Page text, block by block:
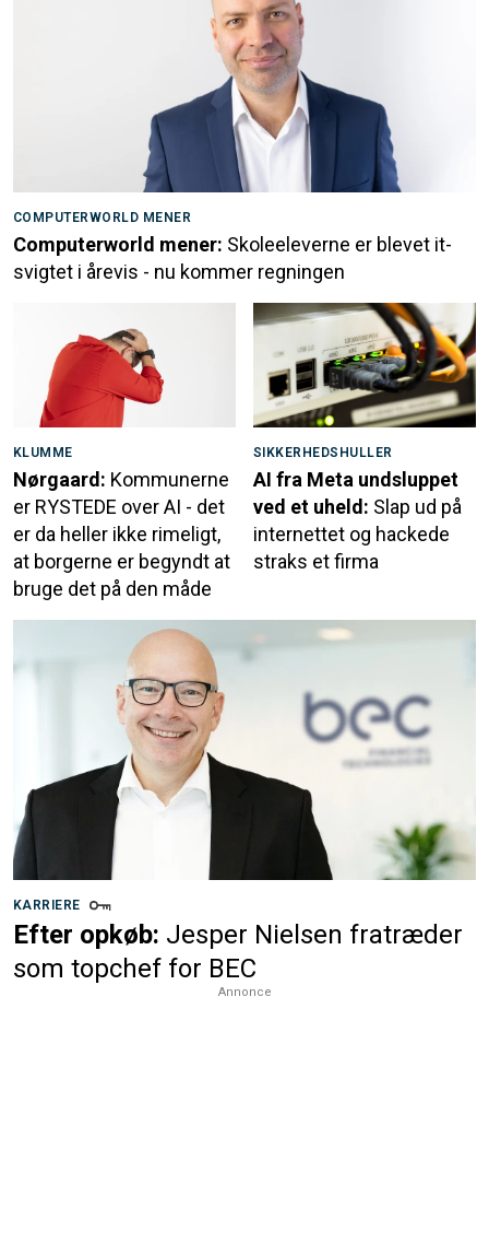
COMPUTERWORLD MENER
Computerworld mener: Skoleeleverne er blevet it-
svigtet i årevis - nu kommer regningen
KLUMME
Nørgaard: Kommunerne
er RYSTEDE over AI - det
er da heller ikke rimeligt,
at borgerne er begyndt at
bruge det på den måde
SIKKERHEDSHULLER
AI fra Meta undsluppet
ved et uheld: Slap ud på
internettet og hackede
straks et firma
KARRIERE
Efter opkøb: Jesper Nielsen fratræder
som topchef for BEC
Annonce